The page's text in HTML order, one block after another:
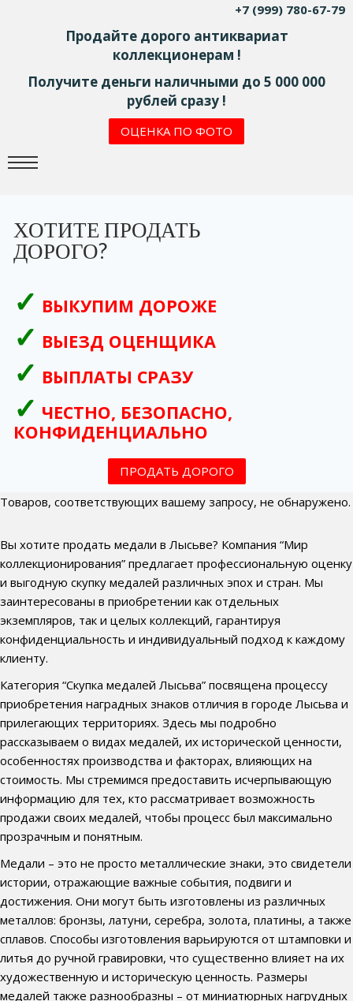
+7 (999) 780-67-79
Продайте дорого антиквариат
коллекционерам !
Получите деньги наличными до 5 000 000
рублей сразу !
ОЦЕНКА ПО ФОТО
ХОТИТЕ ПРОДАТЬ
ДОРОГО?
ВЫКУПИМ ДОРОЖЕ
ВЫЕЗД ОЦЕНЩИКА
ВЫПЛАТЫ СРАЗУ
ЧЕСТНО, БЕЗОПАСНО,
КОНФИДЕНЦИАЛЬНО
ПРОДАТЬ ДОРОГО
Товаров, соответствующих вашему запросу, не обнаружено.
Вы хотите продать медали в Лысьве? Компания “Мир
коллекционирования” предлагает профессиональную оценку
и выгодную скупку медалей различных эпох и стран. Мы
заинтересованы в приобретении как отдельных
экземпляров, так и целых коллекций, гарантируя
конфиденциальность и индивидуальный подход к каждому
клиенту.
Категория “Скупка медалей Лысьва” посвящена процессу
приобретения наградных знаков отличия в городе Лысьва и
прилегающих территориях. Здесь мы подробно
рассказываем о видах медалей, их исторической ценности,
особенностях производства и факторах, влияющих на
стоимость. Мы стремимся предоставить исчерпывающую
информацию для тех, кто рассматривает возможность
продажи своих медалей, чтобы процесс был максимально
прозрачным и понятным.
Медали – это не просто металлические знаки, это свидетели
истории, отражающие важные события, подвиги и
достижения. Они могут быть изготовлены из различных
металлов: бронзы, латуни, серебра, золота, платины, а также
сплавов. Способы изготовления варьируются от штамповки и
литья до ручной гравировки, что существенно влияет на их
художественную и историческую ценность. Размеры
медалей также разнообразны – от миниатюрных нагрудных